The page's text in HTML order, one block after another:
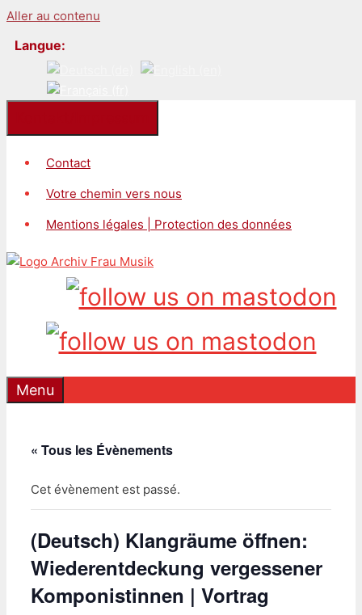
Aller au contenu
Langue:
Contact
Votre chemin vers nous
Mentions légales | Protection des données
Menu
« Tous les Évènements
Cet évènement est passé.
(Deutsch) Klangräume öffnen:
Wiederentdeckung vergessener
Komponistinnen | Vortrag